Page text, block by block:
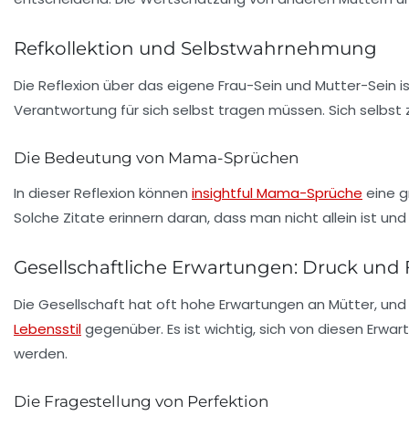
Refkollektion und Selbstwahrnehmung
Die Reflexion über das eigene Frau-Sein und Mutter-Sein
Verantwortung für sich selbst tragen müssen. Sich selbst
Die Bedeutung von Mama-Sprüchen
In dieser Reflexion können insightful Mama-Sprüche eine
Solche Zitate erinnern daran, dass man nicht allein ist
Gesellschaftliche Erwartungen: Druck und
Die Gesellschaft hat oft hohe Erwartungen an Mütter,
Lebensstilgegenüber. Es ist wichtig, sich von diesen
werden.
Die Fragestellung von Perfektion